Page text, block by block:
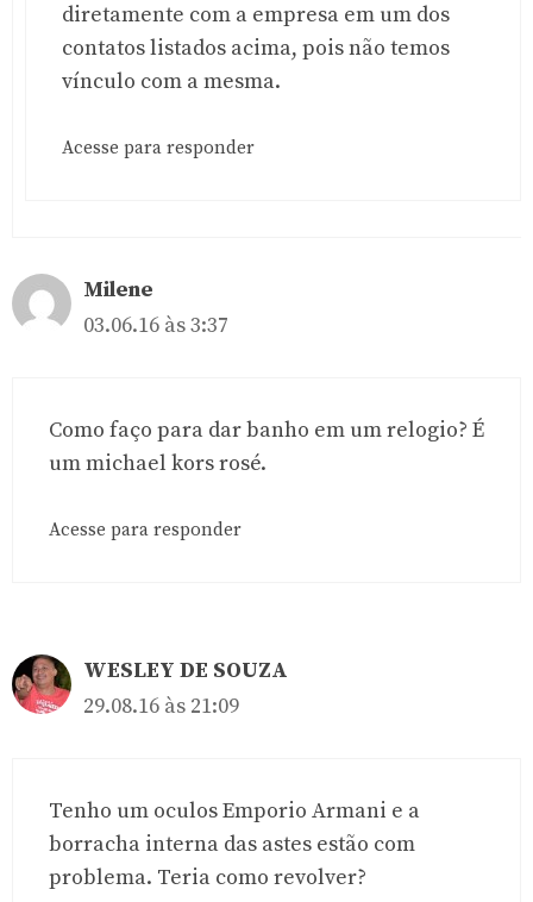
diretamente com a empresa em um dos
contatos listados acima, pois não temos
vínculo com a mesma.
Acesse para responder
Milene
03.06.16 às 3:37
Como faço para dar banho em um relogio? É
um michael kors rosé.
Acesse para responder
WESLEY DE SOUZA
29.08.16 às 21:09
Tenho um oculos Emporio Armani e a
borracha interna das astes estão com
problema. Teria como revolver?